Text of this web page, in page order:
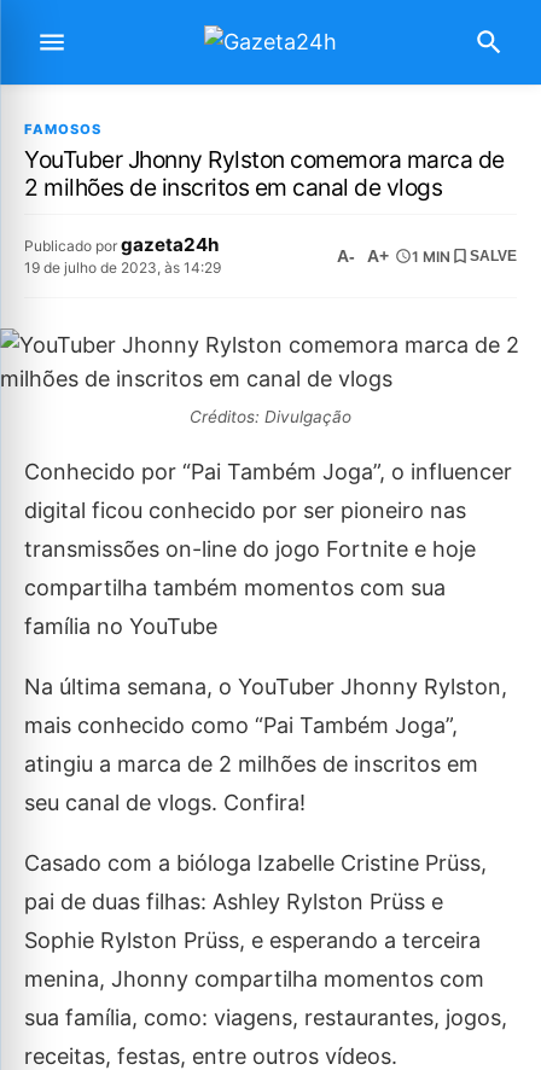
FAMOSOS
YouTuber Jhonny Rylston comemora marca de
2 milhões de inscritos em canal de vlogs
Publicado por gazeta24h
19 de julho de 2023, às 14:29
A- A+ 1 MIN SALVE
Créditos: Divulgação
Conhecido por “Pai Também Joga”, o influencer
digital ficou conhecido por ser pioneiro nas
transmissões on-line do jogo Fortnite e hoje
compartilha também momentos com sua
família no YouTube
Na última semana, o YouTuber Jhonny Rylston,
mais conhecido como “Pai Também Joga”,
atingiu a marca de 2 milhões de inscritos em
seu canal de vlogs. Confira!
Casado com a bióloga Izabelle Cristine Prüss,
pai de duas filhas: Ashley Rylston Prüss e
Sophie Rylston Prüss, e esperando a terceira
menina, Jhonny compartilha momentos com
sua família, como: viagens, restaurantes, jogos,
receitas, festas, entre outros vídeos.